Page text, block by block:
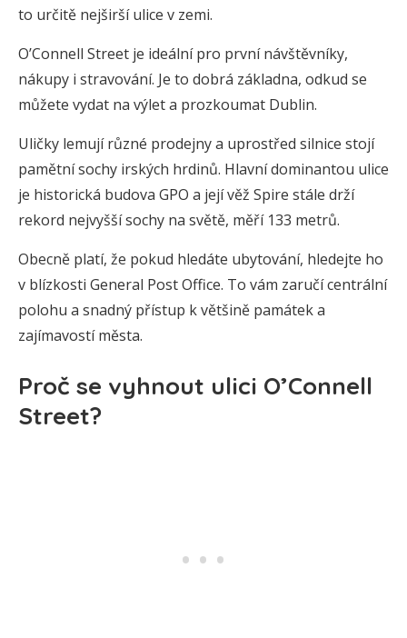
to určitě nejširší ulice v zemi.
O’Connell Street je ideální pro první návštěvníky,
nákupy i stravování. Je to dobrá základna, odkud se
můžete vydat na výlet a prozkoumat Dublin.
Uličky lemují různé prodejny a uprostřed silnice stojí
pamětní sochy irských hrdinů. Hlavní dominantou ulice
je historická budova GPO a její věž Spire stále drží
rekord nejvyšší sochy na světě, měří 133 metrů.
Obecně platí, že pokud hledáte ubytování, hledejte ho
v blízkosti General Post Office. To vám zaručí centrální
polohu a snadný přístup k většině památek a
zajímavostí města.
Proč se vyhnout ulici O’Connell
Street?